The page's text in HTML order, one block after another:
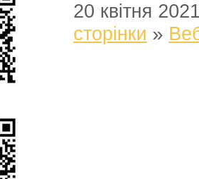
20 квітня
сторінки »